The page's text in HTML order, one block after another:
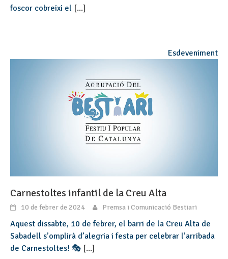
foscor cobreixi el [...]
Esdeveniment
Carnestoltes infantil de la Creu Alta
10 de febrer de 2024 Premsa i Comunicació Bestiari
Aquest dissabte, 10 de febrer, el barri de la Creu Alta de
Sabadell s’omplirà d’alegria i festa per celebrar l’arribada
de Carnestoltes! 🎭 [...]